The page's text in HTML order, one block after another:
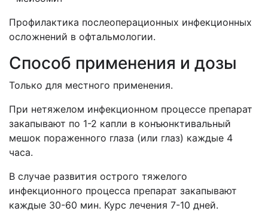
Профилактика послеоперационных инфекционных
осложнений в офтальмологии.
Способ применения и дозы
Только для местного применения.
При нетяжелом инфекционном процессе препарат
закапывают по 1-2 капли в конъюнктивальный
мешок пораженного глаза (или глаз) каждые 4
часа.
В случае развития острого тяжелого
инфекционного процесса препарат закапывают
каждые 30-60 мин. Курс лечения 7-10 дней.